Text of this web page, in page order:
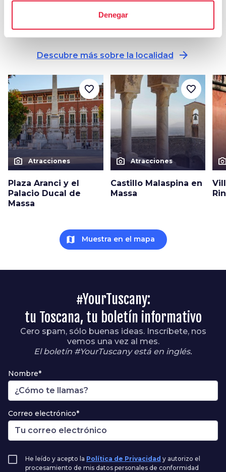
Denegar
Otras atracciones en Massa
Descubre más sobre la localidad arrow_forward
photo_camera Atracciones
Plaza Aranci y el
Palacio Ducal de
Massa
favorite_border
photo_camera Atracciones
Castillo Malaspina en
Massa
favorite_border
map Muestra en el mapa
#YourTuscany:
tu Toscana, tu boletín informativo
Cero spam, sólo buenas ideas. Inscríbete, nos
vemos una vez al mes.
El boletín #YourTuscany está en inglés.
Nombre*
Correo electrónico*
He leído y acepto la Política de Privacidad y autorizo el
procesamiento de mis datos personales de conformidad